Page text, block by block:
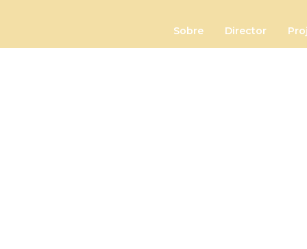
Sobre Director